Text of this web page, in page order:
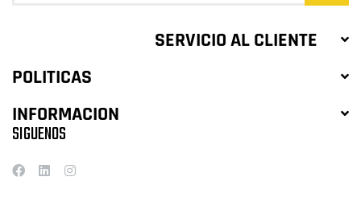
SERVICIO AL CLIENTE
POLITICAS
INFORMACION
SIGUENOS